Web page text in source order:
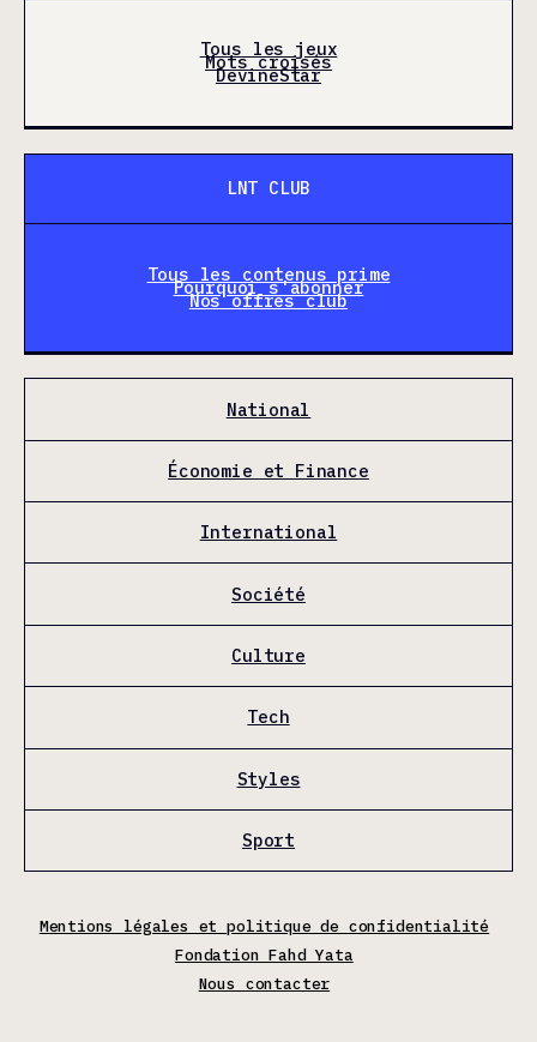
Tous les jeux
Mots croisés
DevineStar
LNT CLUB
Tous les contenus prime
Pourquoi s'abonner
Nos offres club
National
Économie et Finance
International
Société
Culture
Tech
Styles
Sport
Mentions légales et politique de confidentialité
Fondation Fahd Yata
Nous contacter